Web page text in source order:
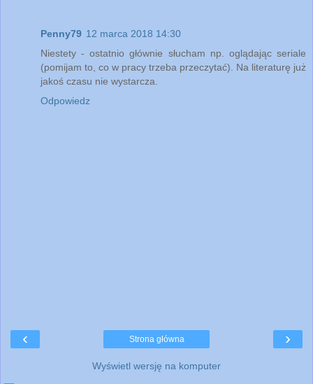
Penny79 12 marca 2018 14:30
Niestety - ostatnio głównie słucham np. oglądając seriale
(pomijam to, co w pracy trzeba przeczytać). Na literaturę już
jakoś czasu nie wystarcza.
Odpowiedz
‹ ›
Strona główna
Wyświetl wersję na komputer